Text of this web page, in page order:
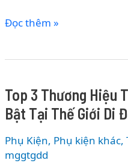
Lịch
Máy
Chiếu
Từ
Magic
Đọc thêm »
Top 3 Thương Hiệu
Bật Tại Thế Giới Di
Phụ Kiện, Phụ kiện khác,
mggtgdd